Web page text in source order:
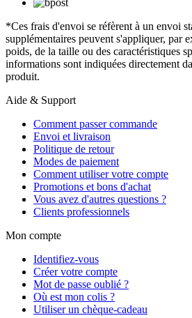
*Ces frais d'envoi se réfèrent à un envoi
supplémentaires peuvent s'appliquer, par
poids, de la taille ou des caractéristiques
informations sont indiquées directement
produit.
Aide & Support
Comment passer commande
Envoi et livraison
Politique de retour
Modes de paiement
Comment utiliser votre compte
Promotions et bons d'achat
Vous avez d'autres questions ?
Clients professionnels
Mon compte
Identifiez-vous
Créer votre compte
Mot de passe oublié ?
Où est mon colis ?
Utiliser un chèque-cadeau